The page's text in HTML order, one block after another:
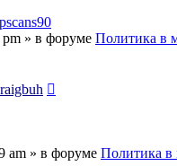
» в форуме Политика в
am » в форуме Политика в